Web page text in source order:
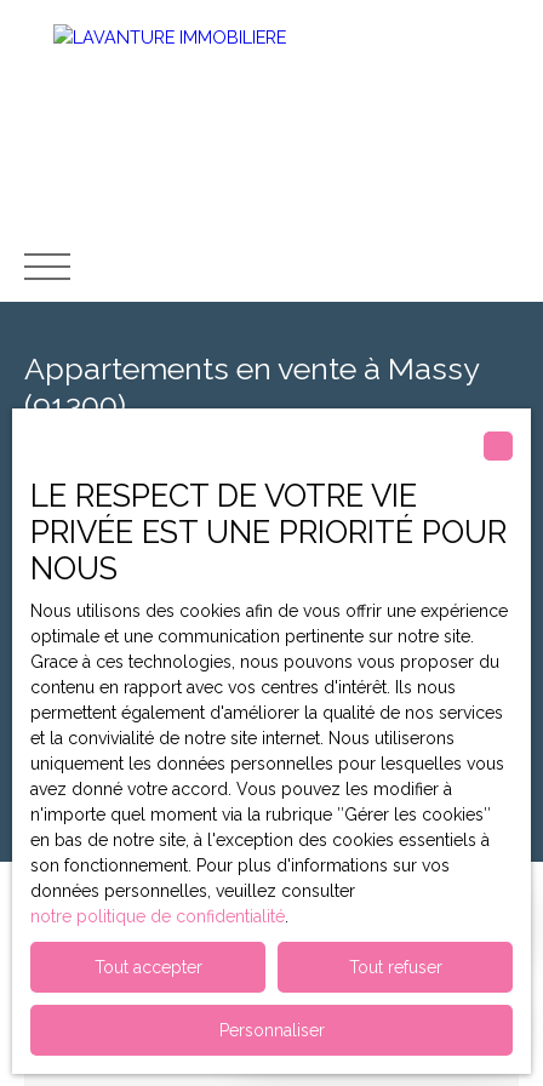
ACCUEIL ESTIMATION VENDRE
Appartements en vente à Massy
(91300)
Vente
Appartement
Type de bien
Massy (91300)
Budget max (€)
Surface min (m²)
Rechercher
Pertinence
Trier par
LE RESPECT DE VOTRE VIE
PRIVÉE EST UNE PRIORITÉ POUR
NOUS
Nous utilisons des cookies afin de vous offrir une expérience
optimale et une communication pertinente sur notre site.
Grace à ces technologies, nous pouvons vous proposer du
contenu en rapport avec vos centres d'intérêt. Ils nous
permettent également d'améliorer la qualité de nos services
et la convivialité de notre site internet. Nous utiliserons
uniquement les données personnelles pour lesquelles vous
avez donné votre accord. Vous pouvez les modifier à
n'importe quel moment via la rubrique ″Gérer les cookies″
en bas de notre site, à l'exception des cookies essentiels à
son fonctionnement. Pour plus d'informations sur vos
données personnelles, veuillez consulter
notre politique de confidentialité
Tout accepter Tout refuser
PersonnaliserPrendre rendez-vous